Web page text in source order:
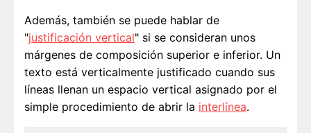
Además, también se puede hablar de
"justificación vertical" si se consideran unos
márgenes de composición superior e inferior. Un
texto está verticalmente justificado cuando sus
líneas llenan un espacio vertical asignado por el
simple procedimiento de abrir la interlínea.